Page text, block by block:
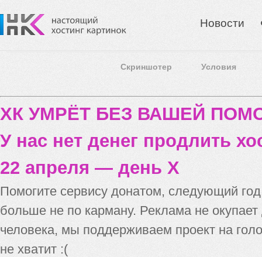
Новости
Скриншотер Условия
ХК УМРЁТ БЕЗ ВАШЕЙ
У нас нет денег продлить
22 апреля — день X
Помогите сервису донатом, следующий
больше не по карману. Реклама не
человека, мы поддерживаем проект на
не хватит :(